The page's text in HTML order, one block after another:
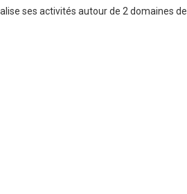
ses activités autour de 2 domaines de